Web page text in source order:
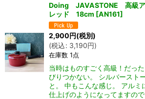
Doing JAVASTONE 高級
レッド 18cm [AN161]
2,900円(税別)
(税込: 3,190円)
在庫数 1点
当時はものすごく高級！だっ
びりつかない。 シルバースト
と。 中もこんな感じ。 アルミ
仕上げのようになってますの